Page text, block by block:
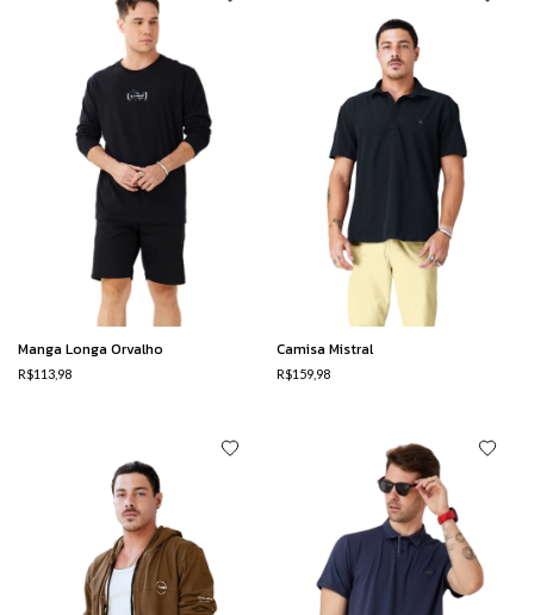
Manga Longa Orvalho
R$113,98
Camisa Mistral
R$159,98